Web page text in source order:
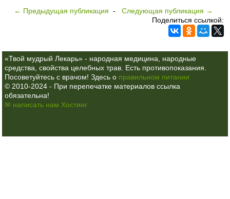
← Предыдущая публикация - Следующая публикация →
Поделиться ссылкой:
«Твой мудрый Лекарь» - народная медицина, народные
средства, свойства целебных трав. Есть противопоказания.
Посоветуйтесь с врачом! Здесь о правильном питании
© 2010-2024 - При перепечатке материалов ссылка
обязательна!
✉ написать нам Хостинг